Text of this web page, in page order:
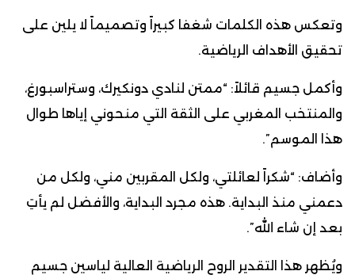
وتعكس هذه الكلمات شغفا كبيراً وتصميماً لا يلين على
تحقيق الأهداف الرياضية.
وأكمل جسيم قائلاً: “ممتن لنادي دونكيرك، وستراسبورغ،
والمنتخب المغربي على الثقة التي منحوني إياها طوال
هذا الموسم”.
وأضاف: “شكراً لعائلتي، ولكل المقربين مني، ولكل من
دعمني منذ البداية. هذه مجرد البداية، والأفضل لم يأتِ
بعد إن شاء الله”.
ويُظهر هذا التقدير الروح الرياضية العالية لياسين جسيم